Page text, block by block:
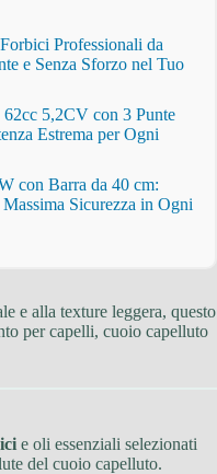
Professionali da
e Senza Sforzo nel Tuo
5,2CV con 3 Punte
Estrema per Ogni
con Barra da 40 cm:
Sicurezza in Ogni
e alla texture leggera, questo
per capelli, cuoio capelluto
e oli essenziali selezionati
del cuoio capelluto.